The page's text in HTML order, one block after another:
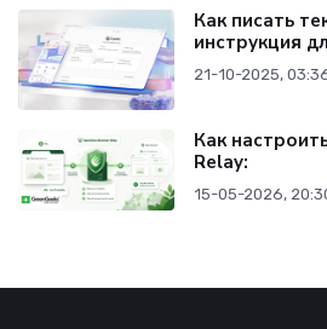
Как писать
инструкция
21-10-2025,
Как
Relay:
15-05-2026,